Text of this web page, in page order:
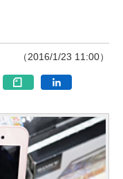
（2016/1/23 11:00）